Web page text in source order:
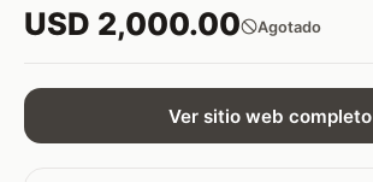
USD 2,000.00 Agotado
Ver sitio web completo